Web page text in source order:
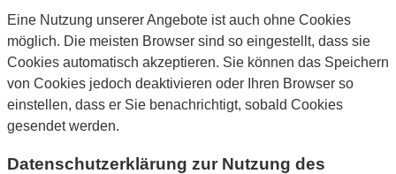
Eine Nutzung unserer Angebote ist auch ohne Cookies
möglich. Die meisten Browser sind so eingestellt, dass sie
Cookies automatisch akzeptieren. Sie können das Speichern
von Cookies jedoch deaktivieren oder Ihren Browser so
einstellen, dass er Sie benachrichtigt, sobald Cookies
gesendet werden.
Datenschutzerklärung zur Nutzung des